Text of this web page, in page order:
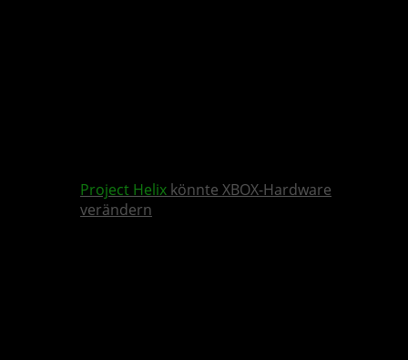
Project Helix könnte XBOX-Hardware
verändern